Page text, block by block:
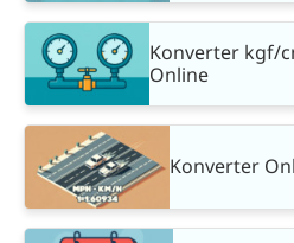
Konverter kgf/
Online
Konverter